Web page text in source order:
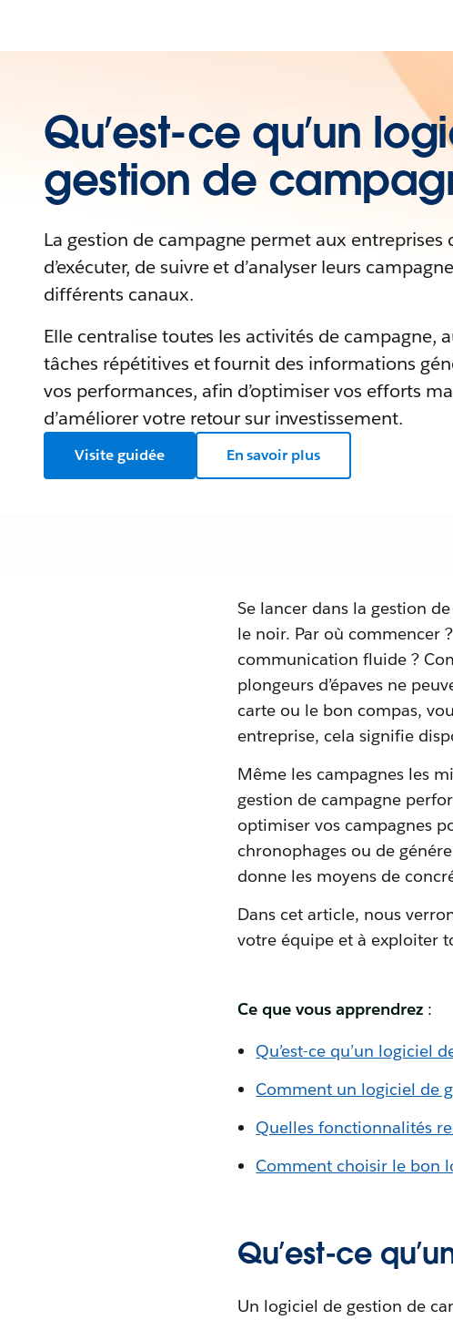
Qu’est-ce qu’un
gestion de
La gestion de campagne permet aux entreprises
d’exécuter, de suivre et d’analyser leurs
différents canaux.
Elle centralise toutes les activités de campagne,
tâches répétitives et fournit des informations
vos performances, afin d’optimiser vos efforts
d’améliorer votre retour sur investissement.
Visite guidée En savoir plus
Se lancer dans la gestion
le noir. Par où commencer
communication fluide ?
plongeurs d’épaves ne
carte ou le bon compas,
entreprise, cela signifie
Même les campagnes les
gestion de campagne
optimiser vos campagnes
chronophages ou de
donne les moyens de
Dans cet article, nous
votre équipe et à exploiter
Ce que vous apprendrez:
Qu’est-ce qu’un logiciel
Comment un logiciel de
Quelles fonctionnalités
Comment choisir le bon
Qu’est-ce
Un logiciel de gestion de